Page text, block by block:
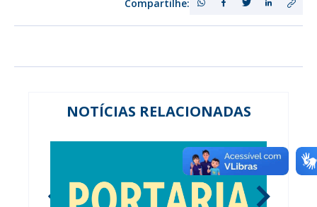
Compartilhe:
NOTÍCIAS RELACIONADAS